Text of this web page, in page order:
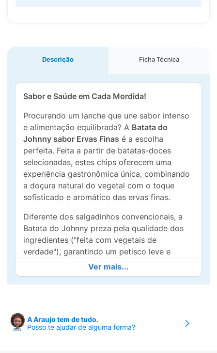
Descrição Ficha Técnica
Sabor e Saúde em Cada Mordida!
Procurando um lanche que une sabor intenso
e alimentação equilibrada? A Batata do
Johnny sabor Ervas Finas é a escolha
perfeita. Feita a partir de batatas-doces
selecionadas, estes chips oferecem uma
experiência gastronômica única, combinando
a doçura natural do vegetal com o toque
sofisticado e aromático das ervas finas.
Diferente dos salgadinhos convencionais, a
Batata do Johnny preza pela qualidade dos
ingredientes ("feita com vegetais de
verdade"), garantindo um petisco leve e
extremamente crocante. É a companhia ideal
para o lanche da tarde, para acompanhar sua
série favorita ou para ter na bolsa quando
Por que escolher a Batata do Johnny?
Ver mais...
A Araujo tem de tudo.
Posso te ajudar de alguma forma?